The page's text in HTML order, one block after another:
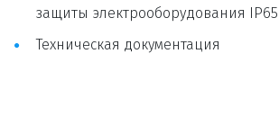
защиты электрооборудования IP65
Техническая документация